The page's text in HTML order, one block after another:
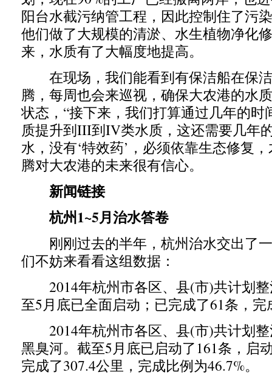
阳台水截污纳管工程，因此控制住了污
他们做了大规模的清淤、水生植物净化
来，水质有了大幅度地提高。
在现场，我们能看到有保洁船在保
腾，每周也会来巡视，确保大农港的水
状态，“接下来，我们打算通过几年的时
质提升到III到IV类水质，这还需要几年
水，没有‘特效药’，必须依靠生态修复
腾对大农港的未来很有信心。
新闻链接
杭州1~5月治水答卷
刚刚过去的半年，杭州治水交出了
们不妨来看看这组数据：
2014年杭州市各区、县(市)共计划整
至5月底已全面启动；已完成了61条，完
2014年杭州市各区、县(市)共计划整
黑臭河。截至5月底已启动了161条，启
完成了307.4公里，完成比例为46.7%。